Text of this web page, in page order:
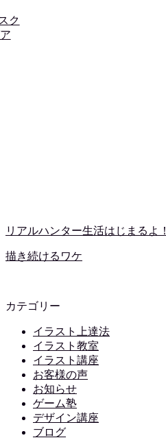
ク
リアルハンター生活はじまるよ！
描き続けるワケ
カテゴリー
イラスト上達法
イラスト教室
イラスト講座
お客様の声
お知らせ
ゲーム塾
デザイン講座
ブログ